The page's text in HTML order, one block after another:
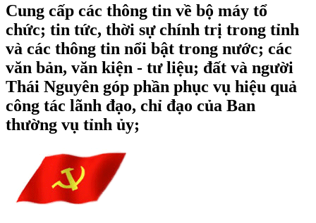
Cung cấp các thông tin về bộ máy tổ
chức; tin tức, thời sự chính trị trong tỉnh
và các thông tin nổi bật trong nước; các
văn bản, văn kiện - tư liệu; đất và người
Thái Nguyên góp phần phục vụ hiệu quả
công tác lãnh đạo, chỉ đạo của Ban
thường vụ tỉnh ủy;